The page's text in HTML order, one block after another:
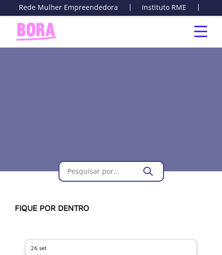
Rede Mulher Empreendedora Instituto RME
FIQUE POR DENTRO
26 set